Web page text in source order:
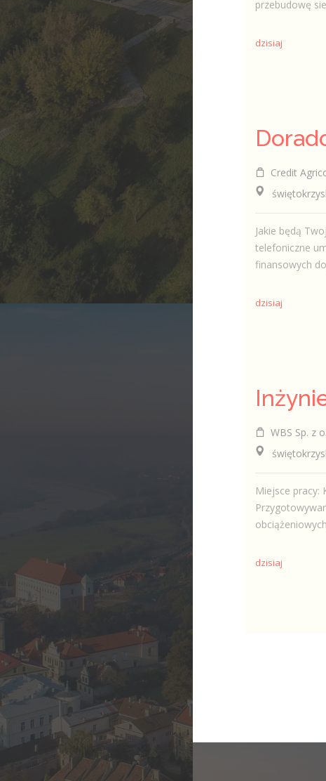
przebudowę
dzisiaj
Credit
Jakie będą
telefoniczne
finansowych
dzisiaj
WBS Sp. z
Miejsce pracy:
dzisiaj